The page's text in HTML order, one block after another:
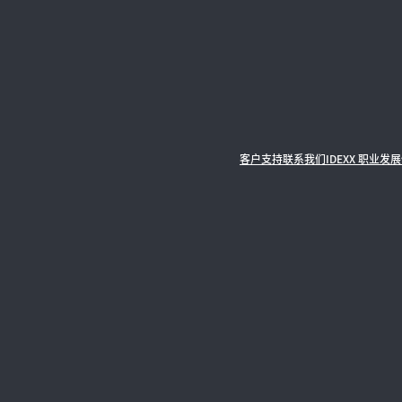
客户支持联系我们IDEXX 职业发展